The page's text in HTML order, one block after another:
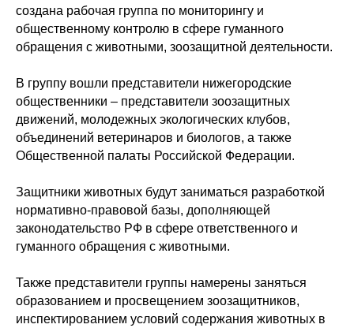
создана рабочая группа по мониторингу и
общественному контролю в сфере гуманного
обращения с животными, зоозащитной деятельности.
В группу вошли представители нижегородские
общественники – представители зоозащитных
движений, молодежных экологических клубов,
объединений ветеринаров и биологов, а также
Общественной палаты Российской Федерации.
Защитники животных будут заниматься разработкой
нормативно-правовой базы, дополняющей
законодательство РФ в сфере ответственного и
гуманного обращения с животными.
Также представители группы намерены заняться
образованием и просвещением зоозащитников,
инспектированием условий содержания животных в